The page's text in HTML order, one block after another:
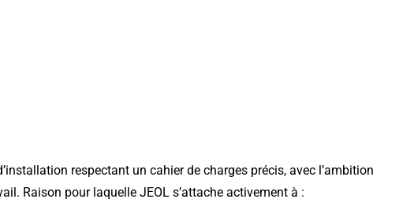
respectant un cahier de charges précis, avec l’ambition
Raison pour laquelle JEOL s’attache activement à :